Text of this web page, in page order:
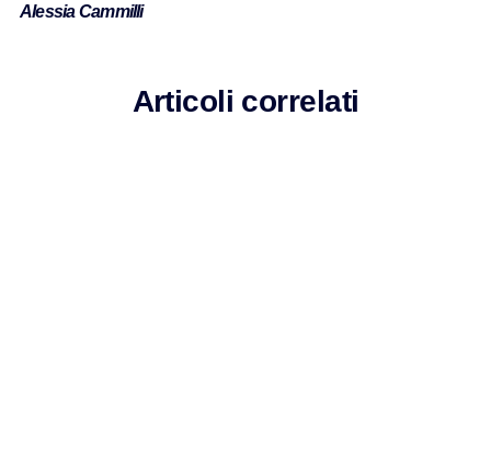
Alessia Cammilli
Articoli correlati